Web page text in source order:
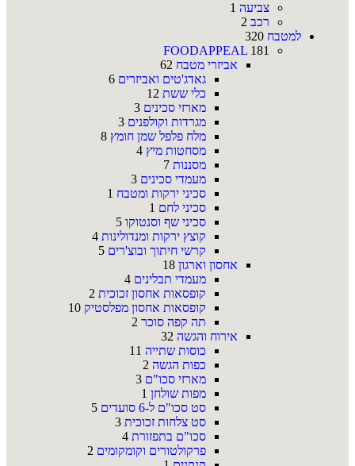
צביעה 1
רכב 2
למטבח 320
FOODAPPEAL 181
אביזרי מטבח 62
גאדג'טים ואביזרים 6
כלי ששת 12
מארזי סכינים 3
מגרדות וקולפנים 3
מלח פלפל שמן חומץ 8
מסחטות מיץ 4
מסננות 7
מעמדי סכינים 3
סכיני ירקות ומטבח 1
סכיני לחם 1
סכיני שף וסנטוקו 5
קוצץ ירקות ומנדולינות 4
קרשי חיתוך ובוצ'רים 5
אחסון וארגון 18
מעמדי תבלינים 4
קופסאות אחסון זכוכית 2
קופסאות אחסון מפלסטיק 10
תה קפה סוכר 2
אירוח והגשה 32
כוסות שתייה 11
כפות הגשה 2
מארזי סכו"ם 3
מפות שולחן 1
סט סכו"ם ל-6 סועדים
5
סט צלחות זכוכית 3
סכו"ם בתפזורת 4
פרקולטורים וקומקומים 2